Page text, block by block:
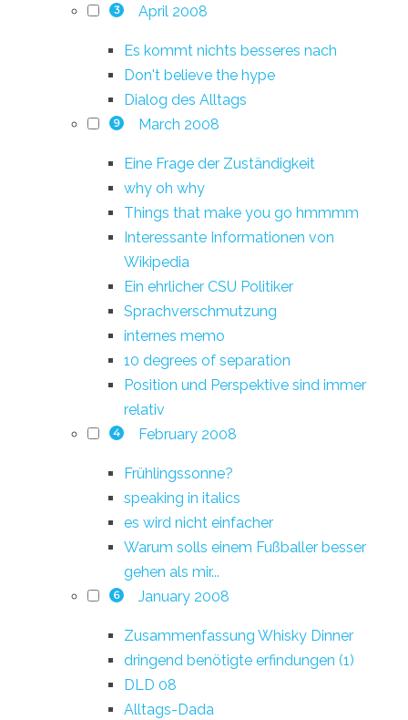
3 April 2008
Es kommt nichts besseres nach
Don't believe the hype
Dialog des Alltags
9 March 2008
Eine Frage der Zuständigkeit
why oh why
Things that make you go hmmmm
Interessante Informationen von
Wikipedia
Ein ehrlicher CSU Politiker
Sprachverschmutzung
internes memo
10 degrees of separation
Position und Perspektive sind immer
relativ
4 February 2008
Frühlingssonne?
speaking in italics
es wird nicht einfacher
Warum solls einem Fußballer besser
gehen als mir...
6 January 2008
Zusammenfassung Whisky Dinner
dringend benötigte erfindungen (1)
DLD 08
Alltags-Dada